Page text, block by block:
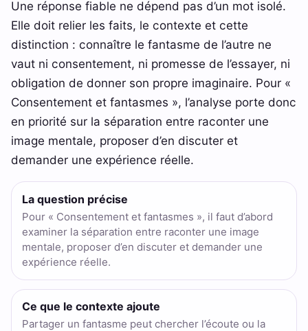
Une réponse fiable ne dépend pas d’un mot isolé.
Elle doit relier les faits, le contexte et cette
distinction : connaître le fantasme de l’autre ne
vaut ni consentement, ni promesse de l’essayer, ni
obligation de donner son propre imaginaire. Pour «
Consentement et fantasmes », l’analyse porte donc
en priorité sur la séparation entre raconter une
image mentale, proposer d’en discuter et
demander une expérience réelle.
La question précise
Pour « Consentement et fantasmes », il faut d’abord
examiner la séparation entre raconter une image
mentale, proposer d’en discuter et demander une
expérience réelle.
Ce que le contexte ajoute
Partager un fantasme peut chercher l’écoute ou la